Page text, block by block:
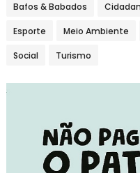
Bafos & Babados
Esporte Meio Ambiente
Social Turismo